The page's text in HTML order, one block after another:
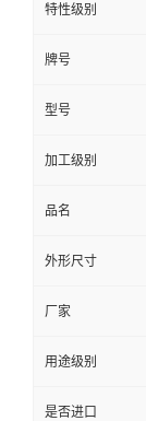
特性级别
牌号
型号
加工级别
品名
外形尺寸
厂家
用途级别
是否进口